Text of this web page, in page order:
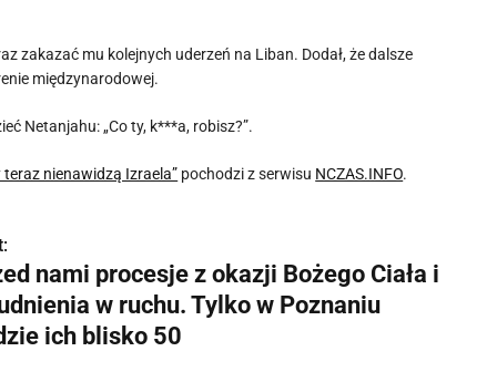
zakazać mu kolejnych uderzeń na Liban. Dodał, że dalsze
międzynarodowej.
Netanjahu: „Co ty, k***a, robisz?”.
teraz nienawidzą Izraela” pochodzi z serwisu NCZAS.INFO.
nami procesje z okazji Bożego Ciała i
w ruchu. Tylko w Poznaniu
ich blisko 50